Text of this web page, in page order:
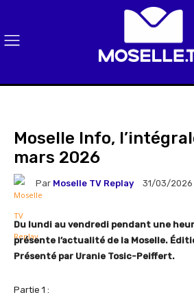
Moselle Info,
mars 2026
Par Moselle TV Replay 31/03/2026
Du lundi au vendredi pendant une
présente l’actualité de la Moselle.
Présenté par Uranie Tosic-Peiffert.
Partie 1 :